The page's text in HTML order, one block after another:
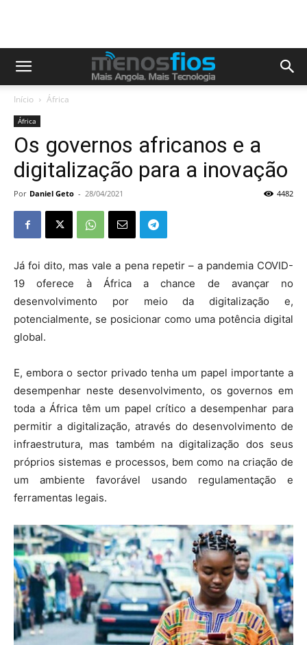
Início África
África
Os governos africanos e a
digitalização para a inovação
Por Daniel Geto - 28/04/2021 4482
Já foi dito, mas vale a pena repetir – a pandemia COVID-
19 oferece à África a chance de avançar no
desenvolvimento por meio da digitalização e,
potencialmente, se posicionar como uma potência digital
global.
E, embora o sector privado tenha um papel importante a
desempenhar neste desenvolvimento, os governos em
toda a África têm um papel crítico a desempenhar para
permitir a digitalização, através do desenvolvimento de
infraestrutura, mas também na digitalização dos seus
próprios sistemas e processos, bem como na criação de
um ambiente favorável usando regulamentação e
ferramentas legais.